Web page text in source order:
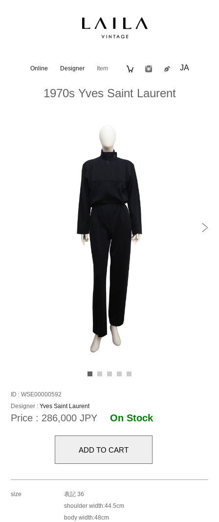
Online Designer Item JA
1970s Yves Saint Laurent
ID : WSE00000592
Designer :Yves Saint Laurent
Price : 286,000 JPYOn Stock
size
表記 36
shoulder width:44.5cm
body width:48cm